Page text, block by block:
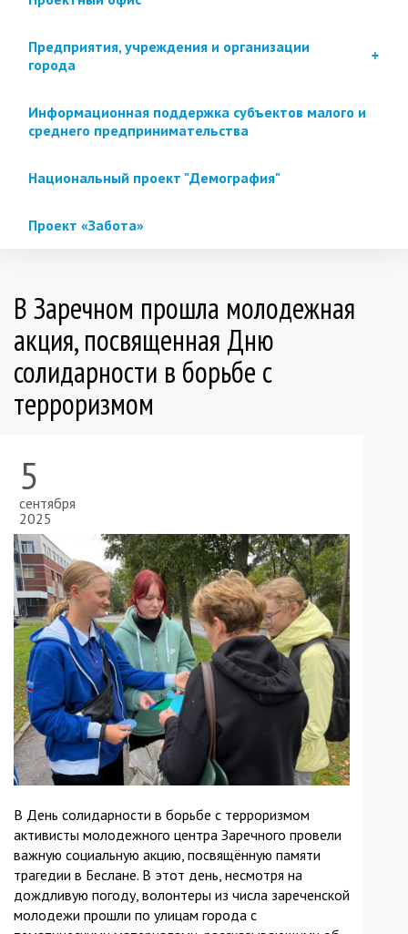
Предприятия, учреждения и организации
города
Информационная поддержка субъектов малого и
среднего предпринимательства
Национальный проект "Демография"
Проект «Забота»
В Заречном прошла молодежная
акция, посвященная Дню
солидарности в борьбе с
терроризмом
5
сентября
2025
В День солидарности в борьбе с терроризмом
активисты молодежного центра Заречного провели
важную социальную акцию, посвящённую памяти
трагедии в Беслане. В этот день, несмотря на
дождливую погоду, волонтеры из числа зареченской
молодежи прошли по улицам города с